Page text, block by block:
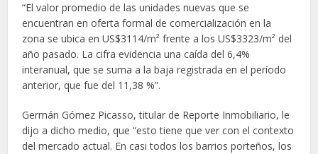
“El valor promedio de las unidades nuevas que se
encuentran en oferta formal de comercialización en la
zona se ubica en US$3114/m² frente a los US$3323/m² del
año pasado. La cifra evidencia una caída del 6,4%
interanual, que se suma a la baja registrada en el período
anterior, que fue del 11,38 %”.
Germán Gómez Picasso, titular de Reporte Inmobiliario, le
dijo a dicho medio, que “esto tiene que ver con el contexto
del mercado actual. En casi todos los barrios porteños, los